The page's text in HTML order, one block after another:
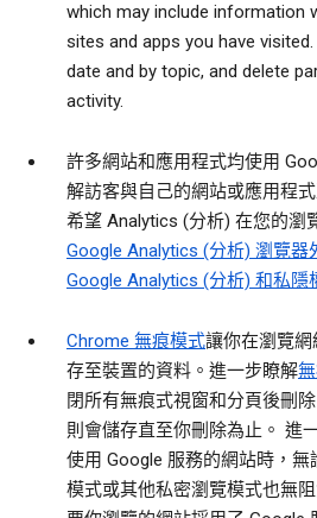
which may include information
sites and apps you have
date and by topic, and delete
activity.
許多網站和應用程式均使用
解訪客與自己的網站或應用程
希望 Analytics (分析) 在您的瀏
Google Analytics (分析) 瀏覽器
Google Analytics (分析) 和私隱
Chrome 無痕模式讓你在瀏覽
存至裝置的資料。進一步瞭解
閉所有無痕式視窗和分頁後刪
則會儲存直至你刪除為止。 進
使用 Google 服務的網站時，
模式或其他私密瀏覽模式也無